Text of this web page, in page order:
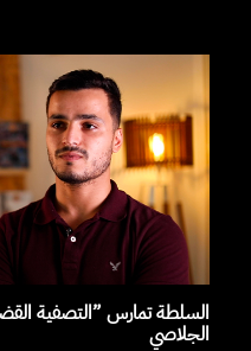
السلطة تمارس ”التصفية
الجلاصي